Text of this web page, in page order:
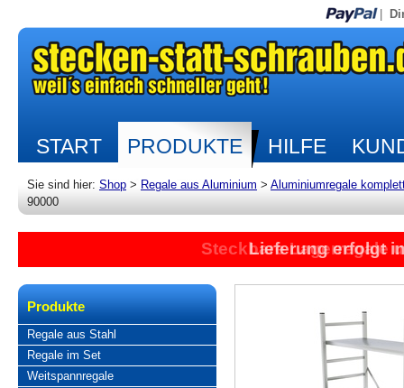
START PRODUKTE HILFE
Sie sind hier: Shop > Regale aus Aluminium > Aluminiumregale
90000
Steckbare Lagerregale
Lieferung erfolgt
Produkte
Regale aus Stahl
Regale im Set
Weitspannregale